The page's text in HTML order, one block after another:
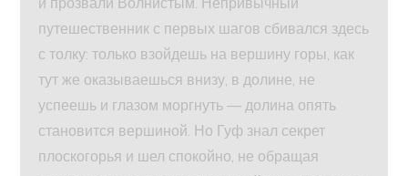
путешественник с первых шагов сбивался здесь
с толку: только взойдешь на вершину горы, как
тут же оказываешься внизу, в долине, не
успеешь и глазом моргнуть — долина опять
становится вершиной. Но Гуф знал секрет
плоскогорья и шел спокойно, не обращая